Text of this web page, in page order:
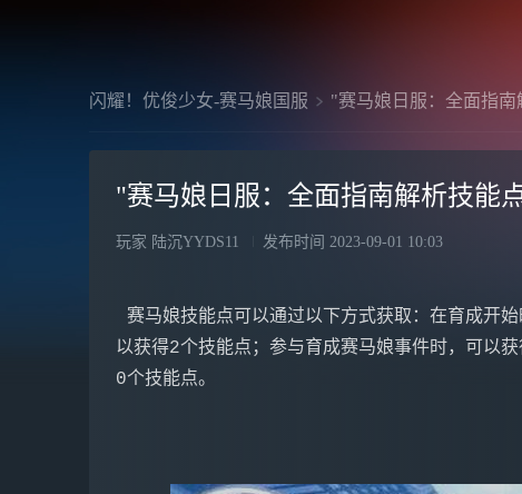
闪耀！优俊少女-赛马娘国服 "赛马娘日服：全面指
"赛马娘日服：全面指南解析技能
玩家 陆沉YYDS11 发布时间 2023-09-01 10:03
赛马娘技能点可以通过以下方式获取：在育成开
以获得2个技能点；参与育成赛马娘事件时，可以
0个技能点。